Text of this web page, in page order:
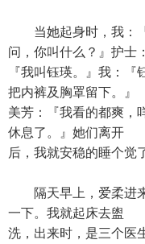
当她起身时，我：『
问，你叫什么？』护士：
『我叫钰瑛。』我：
把内裤及胸罩留下。』
美芳：『我看的都爽，
休息了。』她们离开
后，我就安稳的睡个觉
隔天早上，爱柔进来
一下。我就起床去盥
洗，出来时，是三个医